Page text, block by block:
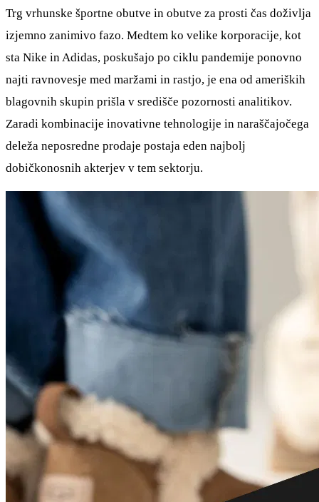
Trg vrhunske športne obutve in obutve za prosti čas doživlja
izjemno zanimivo fazo. Medtem ko velike korporacije, kot
sta Nike in Adidas, poskušajo po ciklu pandemije ponovno
najti ravnovesje med maržami in rastjo, je ena od ameriških
blagovnih skupin prišla v središče pozornosti analitikov.
Zaradi kombinacije inovativne tehnologije in naraščajočega
deleža neposredne prodaje postaja eden najbolj
dobičkonosnih akterjev v tem sektorju.